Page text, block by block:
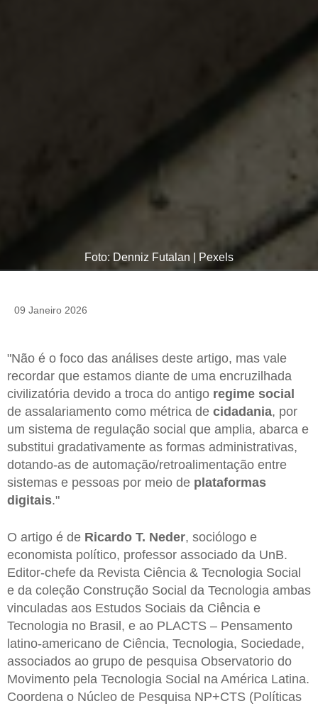
Foto: Denniz Futalan | Pexels
09 Janeiro 2026
"Não é o foco das análises deste artigo, mas vale
recordar que estamos diante de uma encruzilhada
civilizatória devido a troca do antigo regime social
de assalariamento como métrica de cidadania, por
um sistema de regulação social que amplia, abarca e
substitui gradativamente as formas administrativas,
dotando-as de automação/retroalimentação entre
sistemas e pessoas por meio de plataformas
digitais."
O artigo é de Ricardo T. Neder, sociólogo e
economista político, professor associado da UnB.
Editor-chefe da Revista Ciência & Tecnologia Social
e da coleção Construção Social da Tecnologia ambas
vinculadas aos Estudos Sociais da Ciência e
Tecnologia no Brasil, e ao PLACTS – Pensamento
latino-americano de Ciência, Tecnologia, Sociedade,
associados ao grupo de pesquisa Observatorio do
Movimento pela Tecnologia Social na América Latina.
Coordena o Núcleo de Pesquisa NP+CTS (Políticas